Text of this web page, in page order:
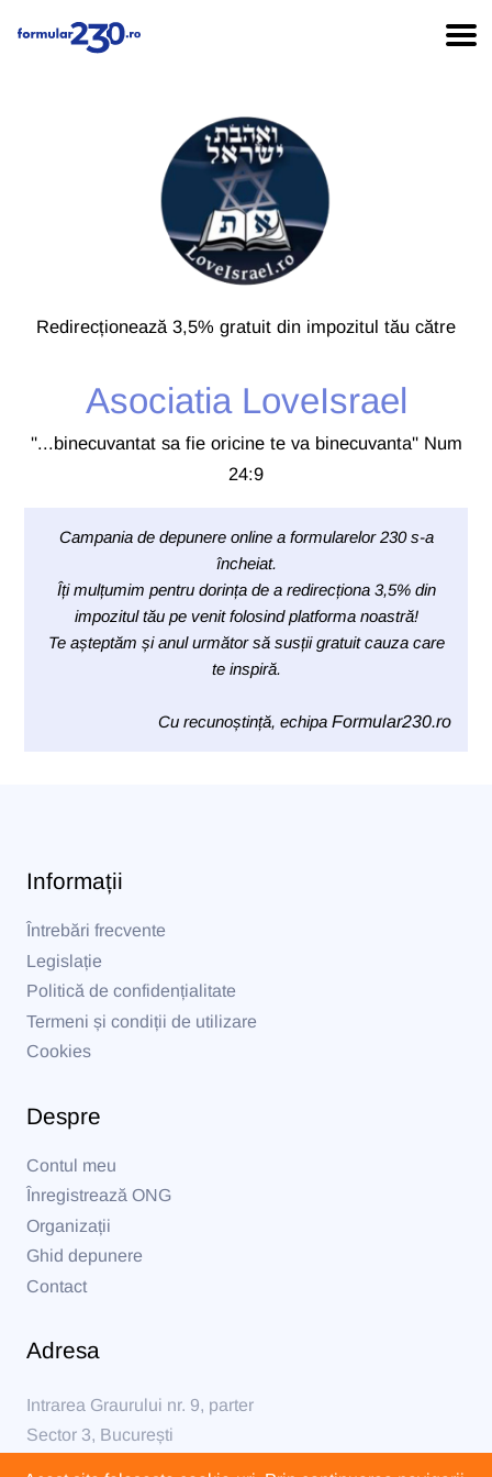
Redirecționează 3,5% gratuit din impozitul tău către
Asociatia LoveIsrael
''...binecuvantat sa fie oricine te va binecuvanta'' Num
24:9
Campania de depunere online a formularelor 230 s-a
încheiat.
Îți mulțumim pentru dorința de a redirecționa 3,5% din
impozitul tău pe venit folosind platforma noastră!
Te așteptăm și anul următor să susții gratuit cauza care
te inspiră.
Cu recunoștință, echipa Formular230.ro
Informații
Întrebări frecvente
Legislație
Politică de confidențialitate
Termeni și condiții de utilizare
Cookies
Despre
Contul meu
Înregistrează ONG
Organizații
Ghid depunere
Contact
Adresa
Intrarea Graurului nr. 9, parter
Sector 3, București